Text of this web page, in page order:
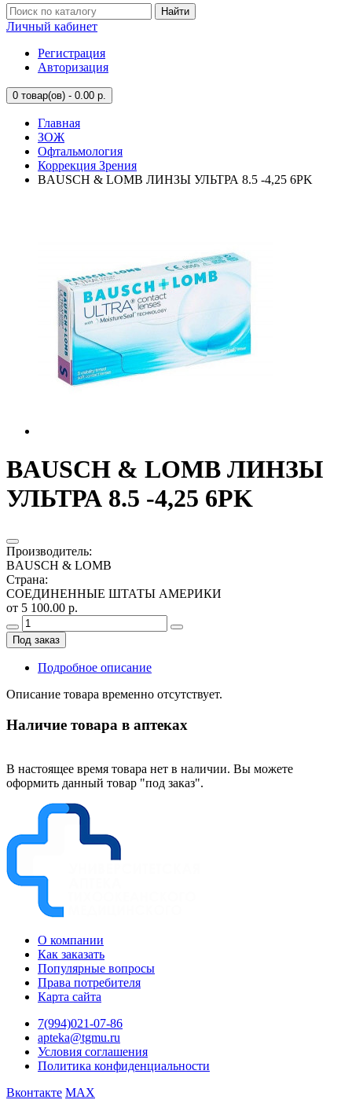
Найти
Личный кабинет
Регистрация
Авторизация
0 товар(ов) - 0.00 р.
Главная
ЗОЖ
Офтальмология
Коррекция Зрения
BAUSCH & LOMB ЛИНЗЫ УЛЬТРА 8.5 -4,25 6PK
BAUSCH & LOMB ЛИНЗЫ
УЛЬТРА 8.5 -4,25 6PK
Производитель:
BAUSCH & LOMB
Страна:
СОЕДИНЕННЫЕ ШТАТЫ АМЕРИКИ
от 5 100.00 р.
Под заказ
Подробное описание
Описание товара временно отсутствует.
Наличие товара в аптеках
В настоящее время товара нет в наличии. Вы можете
оформить данный товар "под заказ".
О компании
Как заказать
Популярные вопросы
Права потребителя
Карта сайта
7(994)021-07-86
apteka@tgmu.ru
Условия соглашения
Политика конфиденциальности
Вконтакте MAX